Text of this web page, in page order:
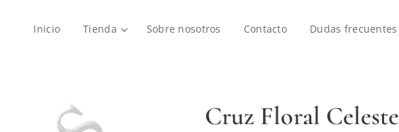
Inicio Tienda Sobre nosotros Contacto Dudas frecuentes
Cruz Floral Celeste